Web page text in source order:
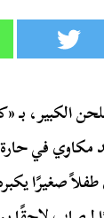
بـ
في حارة
صغيرًا